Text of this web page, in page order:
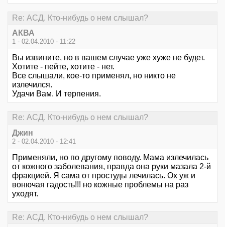
Re: АСД. Кто-нибудь о нем слышал?
АКВА
1 - 02.04.2010 - 11:22
Вы извините, но в вашем случае уже хуже не будет.
Хотите - пейте, хотите - нет.
Все слышали, кое-то применял, но никто не
излечился.
Удачи Вам. И терпения.
Re: АСД. Кто-нибудь о нем слышал?
Джин
2 - 02.04.2010 - 12:41
Применяли, но по другому поводу. Мама излечилась
от кожного заболевания, правда она руки мазала 2-й
фракцией. Я сама от простуды лечилась. Ох уж и
вонючая гадость!!! но кожные проблемы на раз
уходят.
Re: АСД. Кто-нибудь о нем слышал?